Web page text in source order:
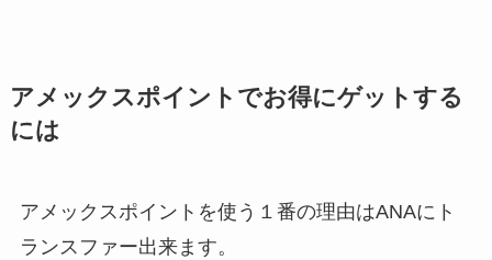
アメックスポイントでお得にゲットする
には
アメックスポイントを使う１番の理由はANAにト
ランスファー出来ます。